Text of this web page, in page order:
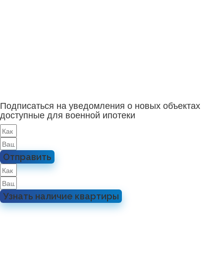
Подписаться на уведомления о новых объектах
доступные для военной ипотеки
Отправить
Узнать наличие квартиры